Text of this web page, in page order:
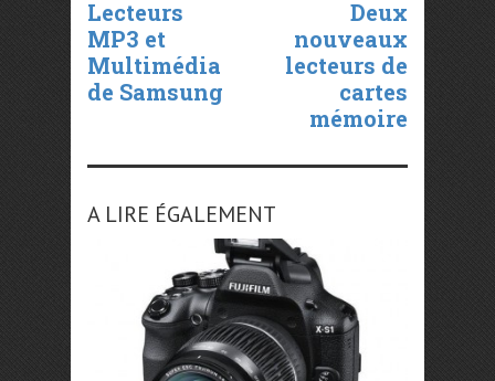
Lecteurs
MP3 et
Multimédia
de Samsung
Deux
nouveaux
lecteurs de
cartes
mémoire
A LIRE ÉGALEMENT